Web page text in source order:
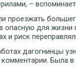
–
проезжать
опасную для жизни
и риск
дагогнинцы
Была